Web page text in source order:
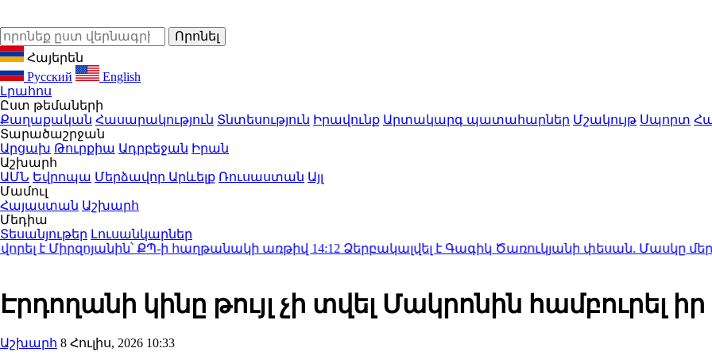
Հայերեն
Русский
English
Լրահոս
Ըստ թեմաների
Քաղաքական Հասարակություն Տնտեսություն Իրավունք Արտակարգ պատահարներ Մշակույթ Սպորտ
Տարածաշրջան
Արցախ Թուրքիա Ադրբեջան Իրան
Աշխարհ
ԱՄՆ Եվրոպա Մերձավոր Արևելք Ռուսաստան Այլ
Մամուլ
Հայաստան Աշխարհ
Մեդիա
Տեսանյութեր Լուսանկարներ
ՔՊ-ի հաղթանակի առթիվ14:12Ձերբակալվել է Գագիկ Ծառուկյանի փեսան. Մասկը մերժեց
Էրդողանի կինը թույլ չի տվել Մակրոնին համբուրել
Աշխարհ 8 Հուլիս, 2026 10:33